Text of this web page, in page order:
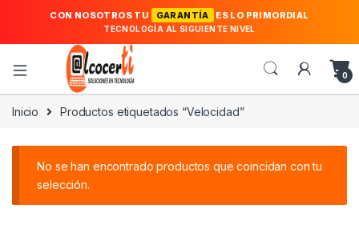
CON NOSOTROS TU GARANTÍA ES LO PRIMORDIAL
TECNOLOGÍA AL SIGUIENTE NIVEL
0
Inicio Productos etiquetados “Velocidad”
No se han encontrado productos que coincidan con tu
selección.